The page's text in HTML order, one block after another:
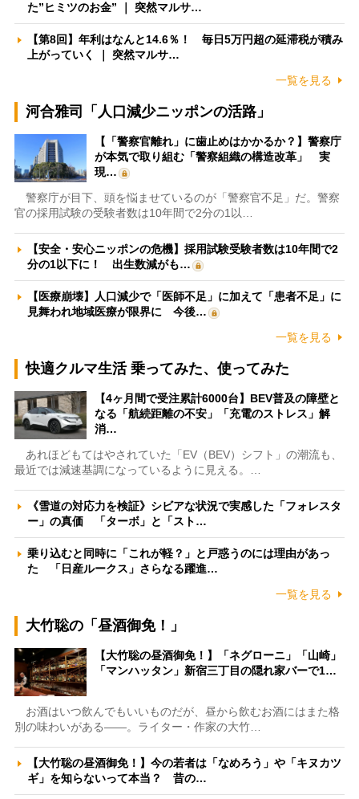
た”ヒミツのお金” ｜ 突然マルサ…
【第8回】年利はなんと14.6％！ 毎日5万円超の延滞税が積み
上がっていく ｜ 突然マルサ…
一覧を見る
河合雅司「人口減少ニッポンの活路」
【「警察官離れ」に歯止めはかかるか？】警察庁
が本気で取り組む「警察組織の構造改革」 実
現…
警察庁が目下、頭を悩ませているのが「警察官不足」だ。警察
官の採用試験の受験者数は10年間で2分の1以…
【安全・安心ニッポンの危機】採用試験受験者数は10年間で2
分の1以下に！ 出生数減がも…
【医療崩壊】人口減少で「医師不足」に加えて「患者不足」に
見舞われ地域医療が限界に 今後…
一覧を見る
快適クルマ生活 乗ってみた、使ってみた
【4ヶ月間で受注累計6000台】BEV普及の障壁と
なる「航続距離の不安」「充電のストレス」解
消…
あれほどもてはやされていた「EV（BEV）シフト」の潮流も、
最近では減速基調になっているように見える。…
《雪道の対応力を検証》シビアな状況で実感した「フォレスタ
ー」の真価 「ターボ」と「スト…
乗り込むと同時に「これが軽？」と戸惑うのには理由があっ
た 「日産ルークス」さらなる躍進…
一覧を見る
大竹聡の「昼酒御免！」
【大竹聡の昼酒御免！】「ネグローニ」「山崎」
「マンハッタン」新宿三丁目の隠れ家バーで1…
お酒はいつ飲んでもいいものだが、昼から飲むお酒にはまた格
別の味わいがある――。ライター・作家の大竹…
【大竹聡の昼酒御免！】今の若者は「なめろう」や「キヌカツ
ギ」を知らないって本当？ 昔の…